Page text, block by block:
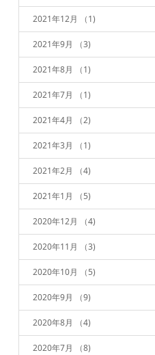
2021年12月 （1)
2021年9月 （3)
2021年8月 （1)
2021年7月 （1)
2021年4月 （2)
2021年3月 （1)
2021年2月 （4)
2021年1月 （5)
2020年12月 （4)
2020年11月 （3)
2020年10月 （5)
2020年9月 （9)
2020年8月 （4)
2020年7月 （8)